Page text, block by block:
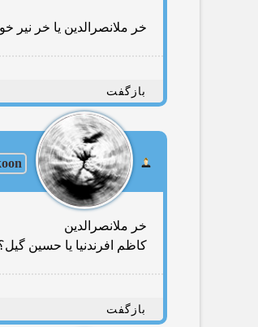
خر ملانصرالدین یا خر
بازگفت
خر ملانصرالدین
کاظم افرندنیا یا حسین
بازگفت